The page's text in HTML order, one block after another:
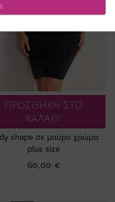
ΠΡΟΣΘΗΚΗ ΣΤΟ
ΚΑΛΑΘΙ
shape σε μαύρο χρώμα
plus size
60,00 €